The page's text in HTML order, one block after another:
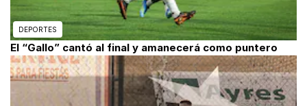
DEPORTES
El “Gallo” cantó al final y amanecerá como puntero